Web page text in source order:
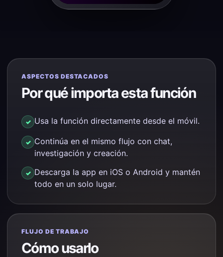
ASPECTOS DESTACADOS
Por qué importa esta función
Usa la función directamente desde el móvil.
Continúa en el mismo flujo con chat,
investigación y creación.
Descarga la app en iOS o Android y mantén
todo en un solo lugar.
FLUJO DE TRABAJO
Cómo usarlo